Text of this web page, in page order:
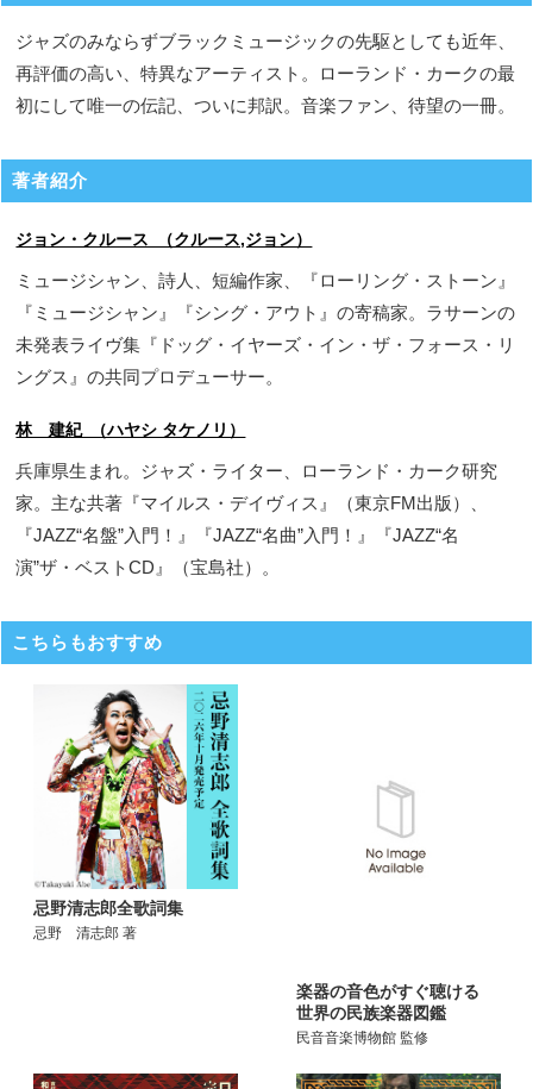
ジャズのみならずブラックミュージックの先駆としても近年、
再評価の高い、特異なアーティスト。ローランド・カークの最
初にして唯一の伝記、ついに邦訳。音楽ファン、待望の一冊。
著者紹介
ジョン・クルース （クルース,ジョン）
ミュージシャン、詩人、短編作家、『ローリング・ストーン』
『ミュージシャン』『シング・アウト』の寄稿家。ラサーンの
未発表ライヴ集『ドッグ・イヤーズ・イン・ザ・フォース・リ
ングス』の共同プロデューサー。
林 建紀 （ハヤシ タケノリ）
兵庫県生まれ。ジャズ・ライター、ローランド・カーク研究
家。主な共著『マイルス・デイヴィス』（東京FM出版）、
『JAZZ“名盤”入門！』『JAZZ“名曲”入門！』『JAZZ“名
演”ザ・ベストCD』（宝島社）。
こちらもおすすめ
忌野清志郎全歌詞集
忌野 清志郎 著
楽器の音色がすぐ聴ける
世界の民族楽器図鑑
民音音楽博物館 監修